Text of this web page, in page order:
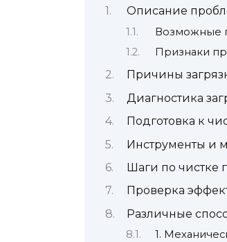
Описание
Возможные
Признаки
Причины
Диагностика
Подготовка к
Инструменты и
Шаги по чистке
Проверка
Различные
1.